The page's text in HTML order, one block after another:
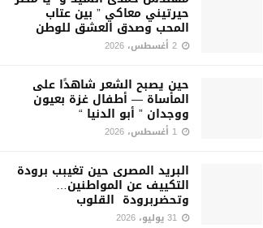
حيرتيني معاكي ” بين عتاب
المحب وصدق العشق للوطن
حين يصبح الشعر شاهدًا على
المأساة — أطفال غزة بعيون
ووجدان ” أبو الدنيا “
البريد المصرى حين تغيبب برودة
التكييف عن المواطنين…
وتحضربرودة القلوب